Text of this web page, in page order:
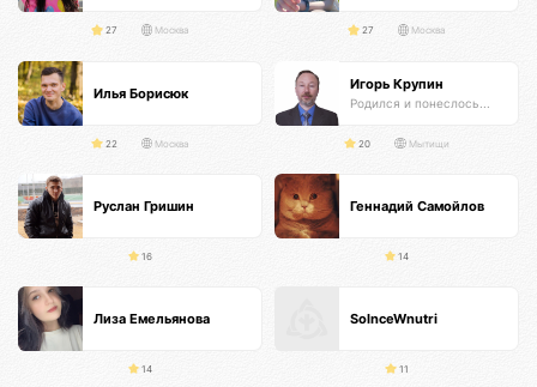
27 Москва 27 Москва
Илья Борисюк
22 Москва
Игорь Крупин
Родился и понеслось...
20 Мытищи
Руслан Гришин
16
Геннадий Самойлов
14
Лиза Емельянова
14
SolnceWnutri
11